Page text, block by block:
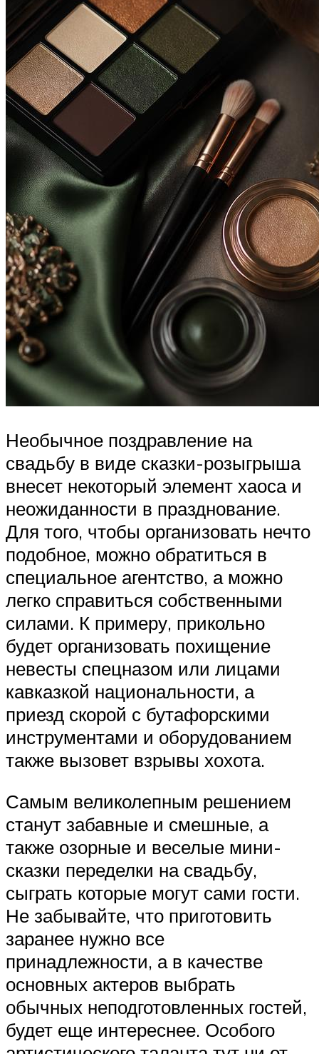
Необычное поздравление на
свадьбу в виде сказки-розыгрыша
внесет некоторый элемент хаоса и
неожиданности в празднование.
Для того, чтобы организовать нечто
подобное, можно обратиться в
специальное агентство, а можно
легко справиться собственными
силами. К примеру, прикольно
будет организовать похищение
невесты спецназом или лицами
кавказкой национальности, а
приезд скорой с бутафорскими
инструментами и оборудованием
также вызовет взрывы хохота.
Самым великолепным решением
станут забавные и смешные, а
также озорные и веселые мини-
сказки переделки на свадьбу,
сыграть которые могут сами гости.
Не забывайте, что приготовить
заранее нужно все
принадлежности, а в качестве
основных актеров выбрать
обычных неподготовленных гостей,
будет еще интереснее. Особого